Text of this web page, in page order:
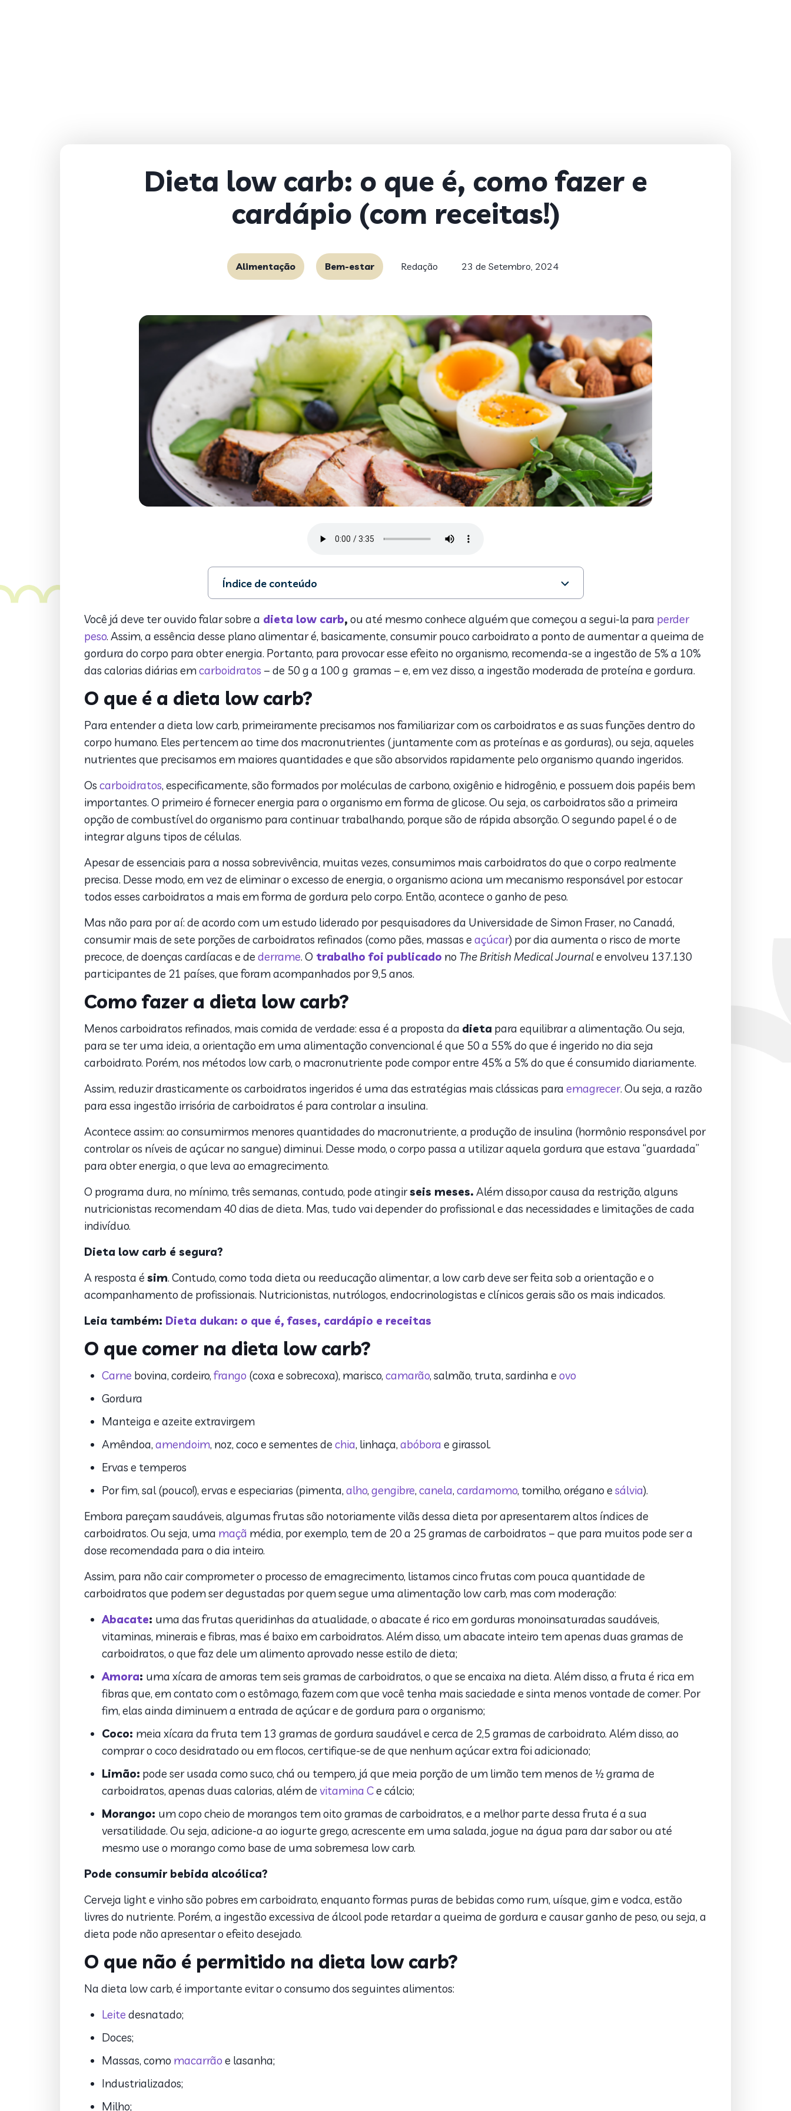
Dieta low carb: o que é, como fazer e
cardápio (com receitas!)
Alimentação Bem-estar Redação 23 de Setembro, 2024
Índice de conteúdo
1. O que é a dieta low carb?
2. Como fazer a dieta low carb?
3. O que comer na dieta low carb?
4. O que não é permitido na dieta low carb?
5. Quais os benefícios da dieta low carb
6. Principais dúvidas sobre a dieta low carb
8. Sugestão de cardápio para dieta low carb
10. O que comer no pré-treino na dieta low carb
11. O que comer no pós-treino na dieta low carb
12. Dicas de como manter o foco na dieta low carb
14. Referências:
Você já deve ter ouvido falar sobre a dieta low carb, ou até mesmo conhece alguém que começou a segui-la para perder
peso. Assim, a essência desse plano alimentar é, basicamente, consumir pouco carboidrato a ponto de aumentar a queima de
gordura do corpo para obter energia. Portanto, para provocar esse efeito no organismo, recomenda-se a ingestão de 5% a 10%
das calorias diárias emcarboidratos – de 50 g a 100 g gramas – e, em vez disso, a ingestão moderada de proteína e gordura.
O que é a dieta low carb?
Para entender a dieta low carb, primeiramente precisamos nos familiarizar com os carboidratos e as suas funções dentro do
corpo humano. Eles pertencem ao time dos macronutrientes (juntamente com as proteínas e as gorduras), ou seja, aqueles
nutrientes que precisamos em maiores quantidades e que são absorvidos rapidamente pelo organismo quando ingeridos.
Os carboidratos, especificamente, são formados por moléculas de carbono, oxigênio e hidrogênio, e possuem dois papéis bem
importantes. O primeiro é fornecer energia para o organismo em forma de glicose. Ou seja, os carboidratos são a primeira
opção de combustível do organismo para continuar trabalhando, porque são de rápida absorção. O segundo papel é o de
integrar alguns tipos de células.
Apesar de essenciais para a nossa sobrevivência, muitas vezes, consumimos mais carboidratos do que o corpo realmente
precisa. Desse modo, em vez de eliminar o excesso de energia, o organismo aciona um mecanismo responsável por estocar
todos esses carboidratos a mais em forma de gordura pelo corpo. Então, acontece o ganho de peso.
Mas não para por aí: de acordo com um estudo liderado por pesquisadores da Universidade de Simon Fraser, no Canadá,
consumir mais de sete porções de carboidratos refinados (como pães, massas e açúcar) por dia aumenta o risco de morte
precoce, de doenças cardíacas e de derrame. O trabalho foi publicado no The British Medical Journale envolveu 137.130
participantes de 21 países, que foram acompanhados por 9,5 anos.
Como fazer a dieta low carb?
Menos carboidratos refinados, mais comida de verdade: essa é a proposta da dieta para equilibrar a alimentação. Ou seja,
para se ter uma ideia, a orientação em uma alimentação convencional é que 50 a 55% do que é ingerido no dia seja
carboidrato. Porém, nos métodos low carb, o macronutriente pode compor entre 45% a 5% do que é consumido diariamente.
Assim, reduzir drasticamente os carboidratos ingeridos é uma das estratégias mais clássicas para emagrecer. Ou seja, a razão
para essa ingestão irrisória de carboidratos é para controlar a insulina.
Acontece assim: ao consumirmos menores quantidades do macronutriente, a produção de insulina (hormônio responsável por
controlar os níveis de açúcar no sangue) diminui. Desse modo, o corpo passa a utilizar aquela gordura que estava “guardada”
para obter energia, o que leva ao emagrecimento.
O programa dura, no mínimo, três semanas, contudo, pode atingirseis meses. Além disso,por causa da restrição, alguns
nutricionistas recomendam 40 dias de dieta. Mas, tudo vai depender do profissional e das necessidades e limitações de cada
indivíduo.
Dieta low carb é segura?
A resposta é sim. Contudo, como toda dieta ou reeducação alimentar, a low carb deve ser feita sob a orientação e o
acompanhamento de profissionais. Nutricionistas, nutrólogos, endocrinologistas e clínicos gerais são os mais indicados.
Leia também: Dieta dukan: o que é, fases, cardápio e receitas
O que comer na dieta low carb?
Carne bovina, cordeiro, frango (coxa e sobrecoxa), marisco, camarão, salmão, truta, sardinha e ovo
Gordura
Manteiga e azeite extravirgem
Amêndoa, amendoim, noz, coco e sementes de chia, linhaça, abóbora e girassol.
Ervas e temperos
Por fim, sal (pouco!), ervas e especiarias (pimenta, alho, gengibre, canela, cardamomo, tomilho, orégano e sálvia).
Embora pareçam saudáveis, algumas frutas são notoriamente vilãs dessa dieta por apresentarem altos índices de
carboidratos. Ou seja, uma maçã média, por exemplo, tem de 20 a 25 gramas de carboidratos – que para muitos pode ser a
dose recomendada para o dia inteiro.
Assim, para não cair comprometer o processo de emagrecimento, listamos cinco frutas com pouca quantidade de
carboidratos que podem ser degustadas por quem segue uma alimentação low carb, mas com moderação:
Abacate: uma das frutas queridinhas da atualidade, o abacate é rico em gorduras monoinsaturadas saudáveis,
vitaminas, minerais e fibras, mas é baixo em carboidratos. Além disso, um abacate inteiro tem apenas duas gramas de
carboidratos, o que faz dele um alimento aprovado nesse estilo de dieta;
Amora: uma xícara de amoras tem seis gramas de carboidratos, o que se encaixa na dieta. Além disso, a fruta é rica em
fibras que, em contato com o estômago, fazem com que você tenha mais saciedade e sinta menos vontade de comer. Por
fim, elas ainda diminuem a entrada de açúcar e de gordura para o organismo;
Coco: meia xícara da fruta tem 13 gramas de gordura saudável e cerca de 2,5 gramas de carboidrato. Além disso, ao
comprar o coco desidratado ou em flocos, certifique-se de que nenhum açúcar extra foi adicionado;
Limão: pode ser usada como suco, chá ou tempero, já que meia porção de um limão tem menos de ½ grama de
carboidratos, apenas duas calorias, além de vitamina Ce cálcio;
Morango: um copo cheio de morangos tem oito gramas de carboidratos, e a melhor parte dessa fruta é a sua
versatilidade. Ou seja, adicione-a ao iogurte grego, acrescente em uma salada, jogue na água para dar sabor ou até
mesmo use o morango como base de uma sobremesa low carb.
Pode consumir bebida alcoólica?
Cerveja light e vinho são pobres em carboidrato, enquanto formas puras de bebidas como rum, uísque, gim e vodca, estão
livres do nutriente. Porém, a ingestão excessiva de álcool pode retardar a queima de gordura e causar ganho de peso, ou seja, a
dieta pode não apresentar o efeito desejado.
O que não é permitido na dieta low carb?
Na dieta low carb, é importante evitar o consumo dos seguintes alimentos:
Leite desnatado;
Doces;
Massas, como macarrão e lasanha;
Industrializados;
Milho;